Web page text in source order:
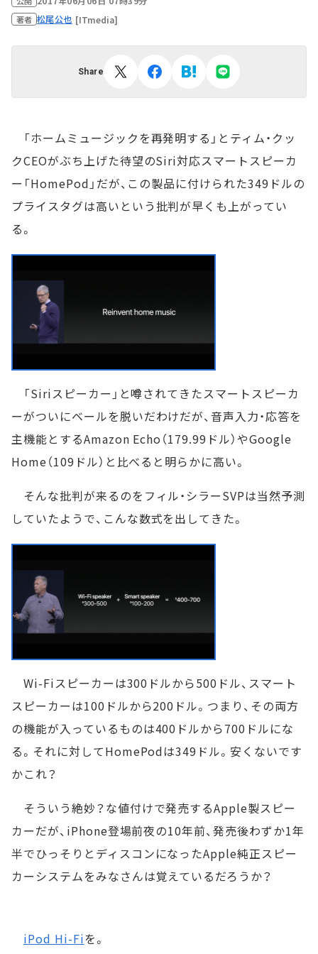
著者 松尾公也 [ITmedia]
Share
「ホームミュージックを再発明する」とティム・クッ
クCEOがぶち上げた待望のSiri対応スマートスピーカ
ー「HomePod」だが、この製品に付けられた349ドルの
プライスタグは高いという批判が早くも上がってい
る。
「Siriスピーカー」と噂されてきたスマートスピーカ
ーがついにベールを脱いだわけだが、音声入力・応答を
主機能とするAmazon Echo（179.99ドル）やGoogle
Home（109ドル）と比べると明らかに高い。
そんな批判が来るのをフィル・シラーSVPは当然予測
していたようで、こんな数式を出してきた。
Wi-Fiスピーカーは300ドルから500ドル、スマート
スピーカーは100ドルから200ドル。つまり、その両方
の機能が入っているものは400ドルから700ドルにな
る。それに対してHomePodは349ドル。安くないです
かこれ？
そういう絶妙？な値付けで発売するApple製スピー
カーだが、iPhone登場前夜の10年前、発売後わずか1年
半でひっそりとディスコンになったApple純正スピー
カーシステムをみなさんは覚えているだろうか？
iPod Hi-Fiを。